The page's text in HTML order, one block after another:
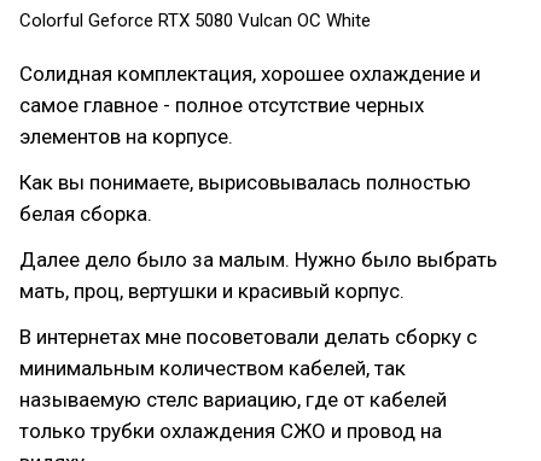
Colorful Geforce RTX 5080 Vulcan OC White
Солидная комплектация, хорошее охлаждение и
самое главное - полное отсутствие черных
элементов на корпусе.
Как вы понимаете, вырисовывалась полностью
белая сборка.
Далее дело было за малым. Нужно было выбрать
мать, проц, вертушки и красивый корпус.
В интернетах мне посоветовали делать сборку с
минимальным количеством кабелей, так
называемую стелс вариацию, где от кабелей
только трубки охлаждения СЖО и провод на